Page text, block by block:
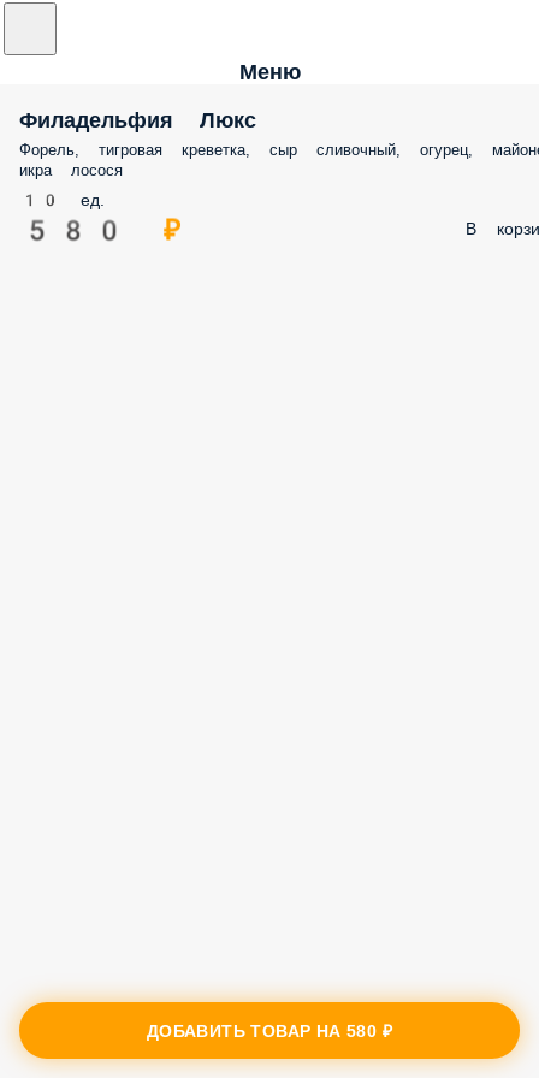
Меню
Филадельфия Люкс
Форель, тигровая креветка, сыр сливочный, огурец,
икра лосося
10 ед.
580 ₽ В
ДОБАВИТЬ ТОВАР НА580 ₽